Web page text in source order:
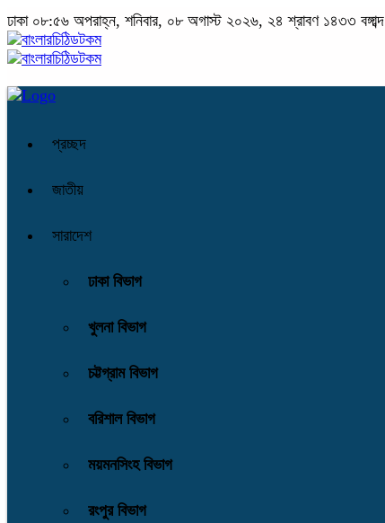
ঢাকা ০৮:৫৬ অপরাহ্ন, শনিবার, ০৮ অগাস্ট ২০২৬, ২৪ শ্রাবণ ১৪৩৩ বঙ্গাব্দ
প্রচ্ছদ
জাতীয়
সারাদেশ
ঢাকা বিভাগ
খুলনা বিভাগ
চট্টগ্রাম বিভাগ
বরিশাল বিভাগ
ময়মনসিংহ বিভাগ
রংপুর বিভাগ